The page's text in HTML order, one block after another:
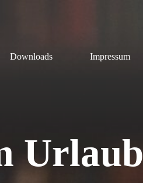
Downloads Impressum
Urlaub